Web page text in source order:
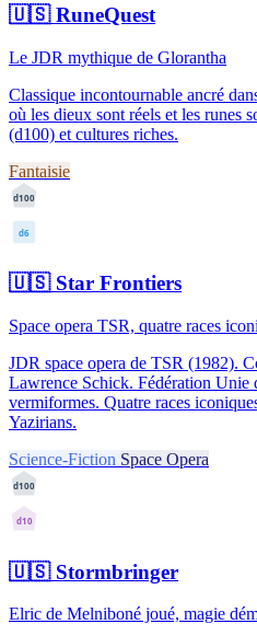
🇺🇸RuneQuest
Le JDR mythique de Glorantha
Classique incontournable ancré
où les dieux sont réels et les runes
(d100) et cultures riches.
Fantaisie
d100
d6
🇺🇸Star Frontiers
Space opera TSR, quatre races
JDR space opera de TSR (1982).
Lawrence Schick. Fédération Unie
vermiformes. Quatre races
Yazirians.
Science-Fiction Space Opera
d100
d10
🇺🇸Stormbringer
Elric de Melniboné joué, magie